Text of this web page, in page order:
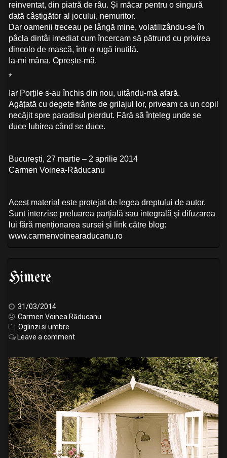
reinventat, din piatră de râu. Și măcar pentru o singură
dată câștigător al jocului, nemuritor.
Dar oamenii treceau pe lângă mine, volatilizându-se în
pâcla dintâi imediat cum încercam să pătrund cu privirea
dincolo de mască, într-o rugă inutilă.
Ia-mi mâna. Oprește-mă.
*
Iar Porțile s-au închis din nou, uitându-mă afară.
Agățată cu degete frânte de grilajul lor, priveam ca un copil
necăjit spre paradisul pierdut. Fără să înțeleg unde se
duce Iubirea când se duce.
București, 27 martie – 2 aprilie 2014
Carmen Voinea-Răducanu
Acest material este protejat de legea dreptului de autor.
Sunt interzise preluarea parţială sau integrală şi difuzarea
lui fără menționarea sursei și link către blog:
www.carmenvoinearaducanu.ro
Himere
31/03/2014
Carmen Voinea Răducanu
Oglinzi si umbre
Leave a comment